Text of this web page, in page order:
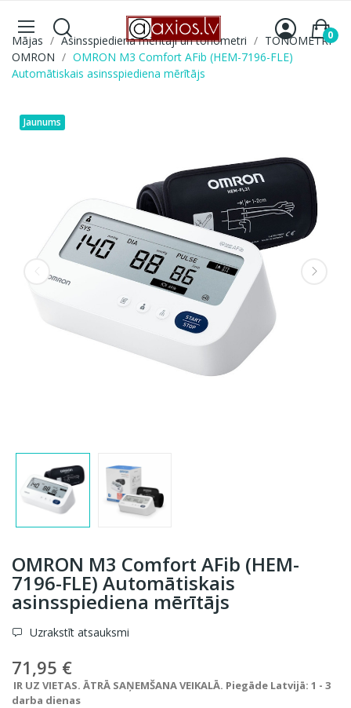
0
Mājas Asinsspiediena mērītāji un tonometri
TONOMETRI
OMRON
OMRON M3 Comfort AFib (HEM-7196-FLE)
Automātiskais asinsspiediena mērītājs
Jaunums
OMRON M3 Comfort AFib (HEM-
7196-FLE) Automātiskais
asinsspiediena mērītājs
Uzrakstīt atsauksmi
71,95 €
IR UZ VIETAS. ĀTRĀ SAŅEMŠANA VEIKALĀ. Piegāde Latvijā: 1 - 3
darba dienas